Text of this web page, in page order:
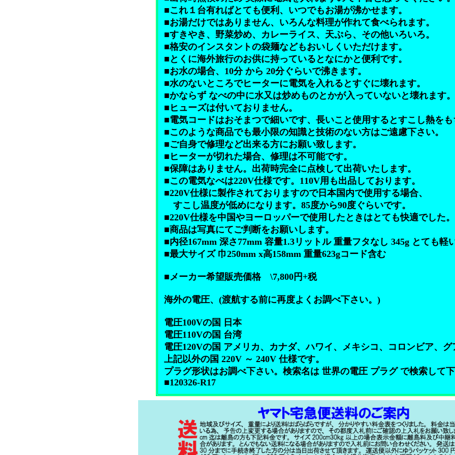
■これ１台有ればとても便利、いつでもお湯が沸かせます。
■お湯だけではありません、いろんな料理が作れて食べられます。
■すきやき、野菜炒め、カレーライス、天ぷら、その他いろいろ。
■格安のインスタントの袋麺などもおいしくいただけます。
■とくに海外旅行のお供に持っているとなにかと便利です。
■お水の場合、10分 から 20分ぐらいで沸きます。
■水のないところでヒーターに電気を入れるとすぐに壊れます。
■かならず なべの中に水又は炒めものとかが入っていないと壊れます。
■ヒューズは付いておりません。
■電気コードはおそまつで細いです、長いこと使用するとすこし熱をも
■このような商品でも最小限の知識と技術のない方はご遠慮下さい。
■ご自身で修理など出来る方にお願い致します。
■ヒーターが切れた場合、修理は不可能です。
■保障はありません。出荷時完全に点検して出荷いたします。
■この電気なべは220V仕様です。110V用も出品しております。
■220V仕様に製作されておりますので日本国内で使用する場合、
すこし温度が低めになります。85度から90度ぐらいです。
■220V仕様を中国やヨーロッパーで使用したときはとても快適でした。
■商品は写真にてご判断をお願いします。
■内径167mm 深さ77mm 容量1.3リットル 重量フタなし 345g とても軽い
■最大サイズ 巾250mm x高158mm 重量623gコード含む
■メーカー希望販売価格 \7,800円+税
海外の電圧、(渡航する前に再度よくお調べ下さい。)
電圧100Vの国 日本
電圧110Vの国 台湾
電圧120Vの国 アメリカ、カナダ、ハワイ、メキシコ、コロンビア、
上記以外の国 220V ～ 240V 仕様です。
プラグ形状はお調べ下さい。検索名は 世界の電圧 プラグ で検索して下
■120326-R17